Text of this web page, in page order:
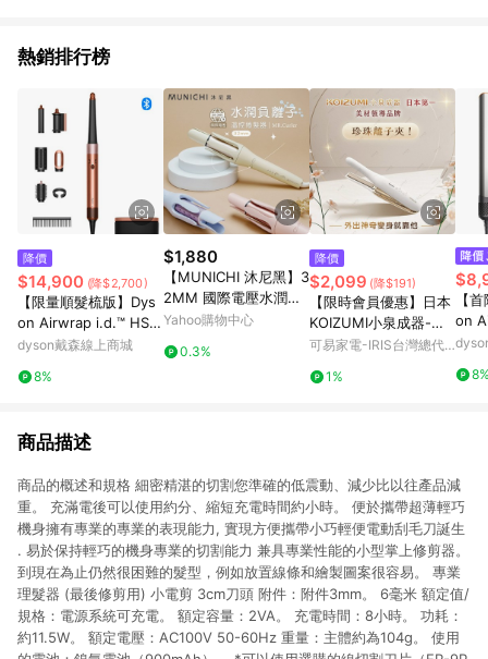
熱銷排行榜
降價
$14,900 (降$2,700)
【限量順髮梳版】Dys
on Airwrap i.d.™ HS0
8 藍牙多功能造型器 琥
dyson戴森線上商城
8%
$1,880
【MUNICHI 沐尼黑】3
2MM 國際電壓水潤負
離子溫控捲髮器/自動
(MR.Curler)
Yahoo購物中心
0.3%
降價
$2,099 (降$191)
【限時會員優惠】日本
KOIZUMI小泉成器-珍
珠離子夾｜出國可帶
可易家電-IRIS台灣總代
1%
【
on
合一
商品描述
商品的概述和規格 細密精湛的切割您準確的低震動、減少比以往產品減
重。 充滿電後可以使用約分、縮短充電時間約小時。 便於攜帶超薄輕巧
機身擁有專業的專業的表現能力, 實現方便攜帶小巧輕便電動刮毛刀誕生
. 易於保持輕巧的機身專業的切割能力 兼具專業性能的小型掌上修剪器。
到現在為止仍然很困難的髮型，例如放置線條和繪製圖案很容易。 專業
理髮器 (最後修剪用) 小電剪 3cm刀頭 附件：附件3mm。 6毫米 額定值/
規格：電源系統可充電。 額定容量：2VA。 充電時間：8小時。 功耗：
約11.5W。 額定電壓：AC100V 50-60Hz 重量：主體約為104g。 使用